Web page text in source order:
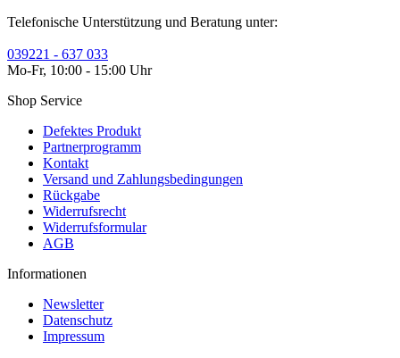
Telefonische Unterstützung und Beratung unter:
039221 - 637 033
Mo-Fr, 10:00 - 15:00 Uhr
Shop Service
Defektes Produkt
Partnerprogramm
Kontakt
Versand und Zahlungsbedingungen
Rückgabe
Widerrufsrecht
Widerrufsformular
AGB
Informationen
Newsletter
Datenschutz
Impressum